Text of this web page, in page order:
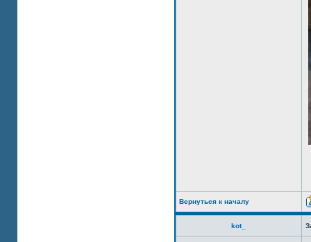
Вернуться к началу
kot_